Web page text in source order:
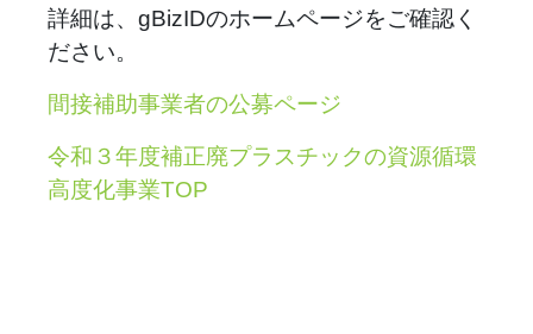
詳細は、gBizIDのホームページをご確認く
ださい。
間接補助事業者の公募ページ
令和３年度補正廃プラスチックの資源循環
高度化事業TOP